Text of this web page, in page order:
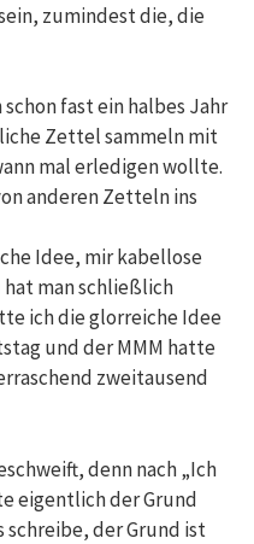
zumindest die, die
fast ein halbes Jahr
Zettel sammeln mit
mal erledigen wollte.
anderen Zetteln ins
Idee, mir kabellose
man schließlich
ich die glorreiche Idee
und der MMM hatte
zweitausend
denn nach „Ich
eigentlich der Grund
schreibe, der Grund ist